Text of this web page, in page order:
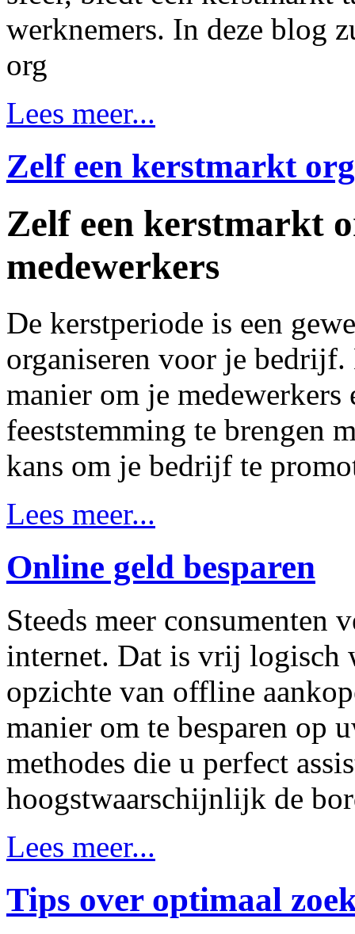
werknemers. In deze blog
org
Lees meer...
Zelf een kerstmarkt
Zelf een kerstmarkt
medewerkers
De kerstperiode is een
organiseren voor je
manier om je
feeststemming te brengen
kans om je bedrijf te
Lees meer...
Online geld besparen
Steeds meer consumenten
internet. Dat is vrij logisch
opzichte van offline
manier om te besparen op
methodes die u perfect
hoogstwaarschijnlijk de
Lees meer...
Tips over optimaal